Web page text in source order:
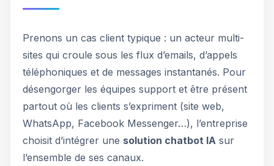
Prenons un cas client typique : un acteur multi-
sites qui croule sous les flux d’emails, d’appels
téléphoniques et de messages instantanés. Pour
désengorger les équipes support et être présent
partout où les clients s’expriment (site web,
WhatsApp, Facebook Messenger…), l’entreprise
choisit d’intégrer une solution chatbot IA sur
l’ensemble de ses canaux.